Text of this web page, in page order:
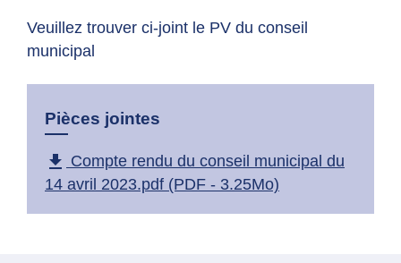
Veuillez trouver ci-joint le PV du conseil
municipal
Pièces jointes
file_download Compte rendu du conseil municipal du
14 avril 2023.pdf (PDF - 3.25Mo)